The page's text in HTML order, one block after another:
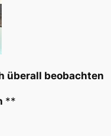
überall beobachten
**